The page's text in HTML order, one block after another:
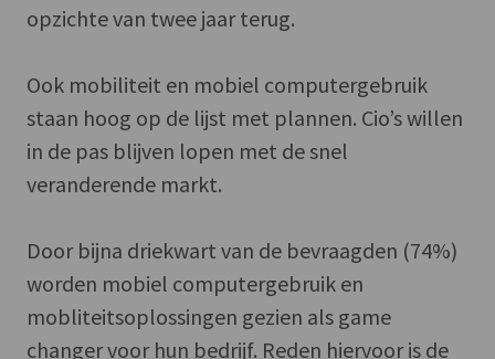
opzichte van twee jaar terug.
Ook mobiliteit en mobiel computergebruik
staan hoog op de lijst met plannen. Cio’s willen
in de pas blijven lopen met de snel
veranderende markt.
Door bijna driekwart van de bevraagden (74%)
worden mobiel computergebruik en
mobliteitsoplossingen gezien als game
changer voor hun bedrijf. Reden hiervoor is de